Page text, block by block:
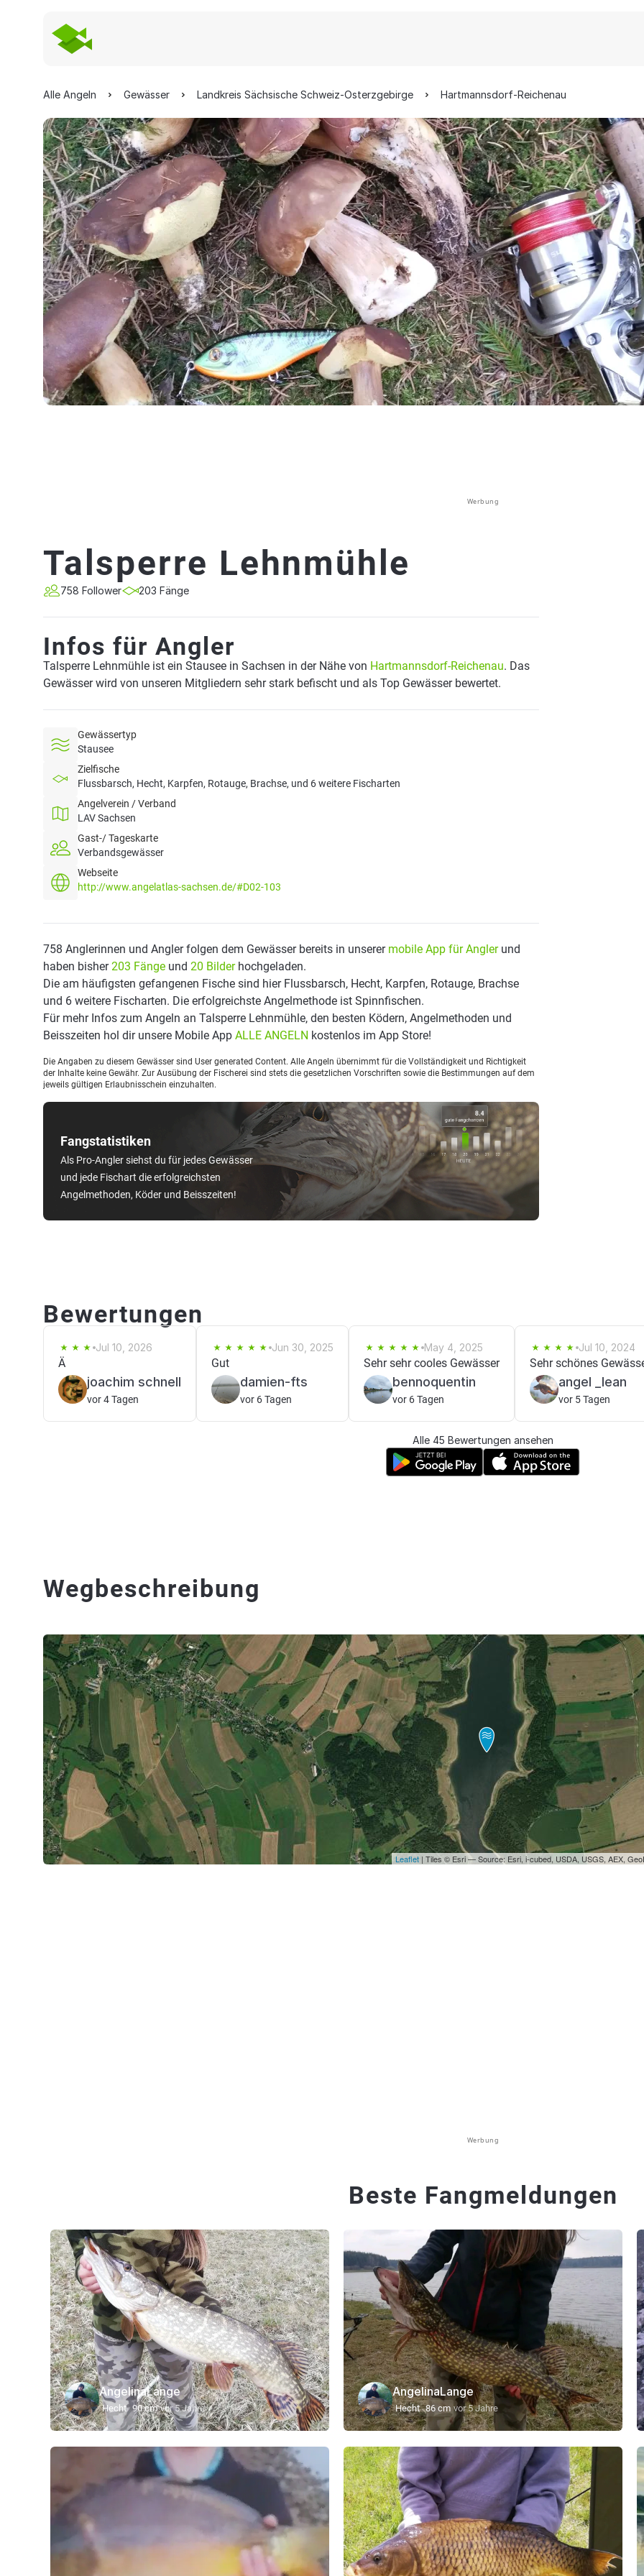
Alle Angeln Gewässer Landkreis Sächsische Schweiz-Osterzgebirge Hartmannsdorf-Reichenau
Werbung
Talsperre Lehnmühle
758 Follower 203 Fänge
Infos für Angler
Talsperre Lehnmühle ist ein Stausee in Sachsen in der Nähe von Hartmannsdorf-Reichenau. Das
Gewässer wird von unseren Mitgliedern sehr stark befischt und als Top Gewässer bewertet.
Gewässertyp
Stausee
Zielfische
Flussbarsch, Hecht, Karpfen, Rotauge, Brachse, und 6 weitere Fischarten
Angelverein / Verband
LAV Sachsen
Gast-/ Tageskarte
Verbandsgewässer
Webseite
http://www.angelatlas-sachsen.de/#D02-103
Fangstatistiken
Als Pro-Angler siehst du für jedes Gewässer
und jede Fischart die erfolgreichsten
Angelmethoden, Köder und Beisszeiten!
758 Anglerinnen und Angler folgen dem Gewässer bereits in unserer mobile App für Anglerund
haben bisher203 Fänge und 20 Bilderhochgeladen.
Die am häufigsten gefangenen Fische sind hier Flussbarsch, Hecht, Karpfen, Rotauge, Brachse
und 6 weitere Fischarten. Die erfolgreichste Angelmethode ist Spinnfischen.
Für mehr Infos zum Angeln an Talsperre Lehnmühle, den besten Ködern, Angelmethoden und
Beisszeiten hol dir unsere Mobile App ALLE ANGELN kostenlos im App Store!
Die Angaben zu diesem Gewässer sind User generated Content. Alle Angeln übernimmt für die Vollständigkeit und Richtigkeit
der Inhalte keine Gewähr. Zur Ausübung der Fischerei sind stets die gesetzlichen Vorschriften sowie die Bestimmungen auf dem
jeweils gültigen Erlaubnisschein einzuhalten.
Bewertungen
Jul 10, 2026
Ä
joachim schnell
vor 4 Tagen
Jun 30, 2025
Gut
damien-fts
vor 6 Tagen
May 4, 2025
Sehr sehr cooles Gewässer
bennoquentin
vor 6 Tagen
Jul 10, 2024
Sehr schönes
angel _lean
vor 5 Tagen
Alle 45 Bewertungen ansehen
Wegbeschreibung
Leaflet | Tiles © Esri — Source: Esri, i-cubed, USDA, USGS, AEX,
Werbung
Beste Fangmeldungen
AngelinaLange
Hecht 90 cm vor 5 Jahre
AngelinaLange
Hecht 86 cm vor 5 Jahre